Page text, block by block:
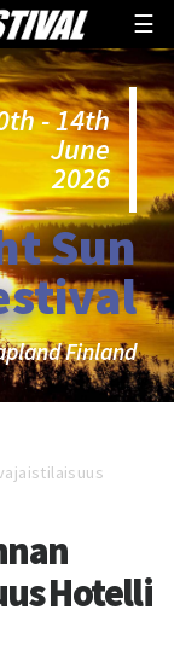
☰
- 14th
June
2026
Sun
Finland
Hotelli